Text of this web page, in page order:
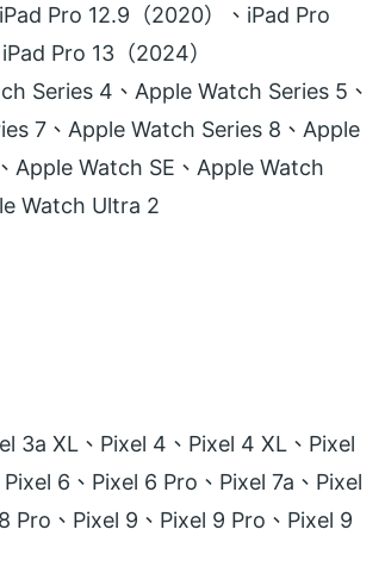
Pro 12.9（2020）、iPad Pro
Pro 13（2024）
Series 4、Apple Watch Series 5、
7、Apple Watch Series 8、Apple
Apple Watch SE、Apple Watch
Watch Ultra 2
3a XL、Pixel 4、Pixel 4 XL、Pixel
6、Pixel 6 Pro、Pixel 7a、Pixel
Pro、Pixel 9、Pixel 9 Pro、Pixel 9